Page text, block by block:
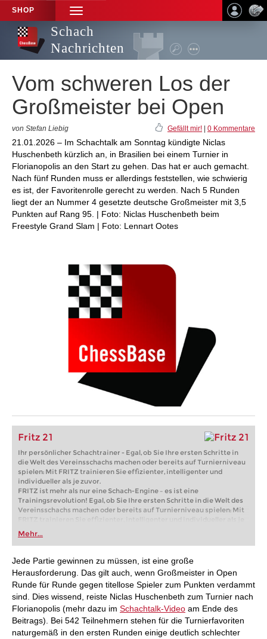
SHOP
TOGGLE
NAVIGATION
Schach
Nachrichten
Vom schweren Los der
Großmeister bei Open
von Stefan Liebig Gefällt mir! 0 Kommentare
21.01.2026 – Im Schachtalk am Sonntag kündigte Niclas
Huschenbeth kürzlich an, in Brasilien bei einem Turnier in
Florianopolis an den Start zu gehen. Das hat er auch gemacht.
Nach fünf Runden muss er allerdings feststellen, wie schwierig
es ist, der Favoritenrolle gerecht zu werden. Nach 5 Runden
liegt der an Nummer 4 gesetzte deutsche Großmeister mit 3,5
Punkten auf Rang 95. | Foto: Niclas Huschenbeth beim
Freestyle Grand Slam | Foto: Lennart Ootes
Fritz 21
Ihr persönlicher Schachtrainer - Egal, ob Sie Ihre ersten Schritte in
die Welt des Vereinsschachs machen oder bereits auf Turnierniveau
spielen: Mit FRITZ trainieren Sie effizienter, intelligenter und
individueller als je zuvor.
FRITZ ist mehr als nur eine Schach-Engine – es ist eine
Trainingsrevolution! Egal, ob Sie Ihre ersten Schritte in die Welt des
Vereinsschachs machen oder bereits auf Turnierniveau spielen: Mit
FRITZ trainieren Sie effizienter, intelligenter und individueller als je
zuvor.
Mehr...
Jede Partie gewinnen zu müssen, ist eine große
Herausforderung. Das gilt auch, wenn Großmeister in Open
Runde für Runde gegen titellose Spieler zum Punkten verdammt
sind. Dies wissend, reiste Niclas Huschenbeth zum Turnier nach
Florianopolis (mehr dazu im Schachtalk-Video am Ende des
Beitrags). Bei 542 Teilnehmern stehen für die Turnierfavoriten
naturgemäß in den ersten Runden einige deutlich schlechter